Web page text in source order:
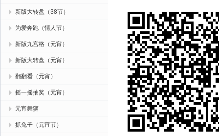
新版大转盘（38节）
为爱奔跑（情人节）
新版九宫格（元宵）
新版大转盘（元宵）
翻翻看（元宵）
摇一摇抽奖（元宵）
元宵舞狮
抓兔子（元宵节）